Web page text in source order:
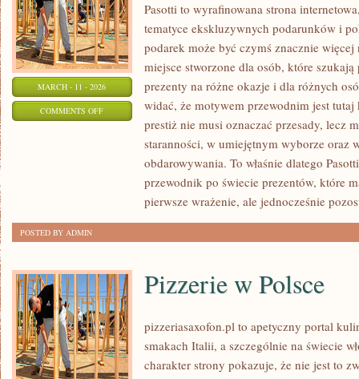
MARCH - 11 - 2026
COMMENTS OFFON
KSIĄŻKOWE
Pasotti to wyrafinowana strona
tematyce ekskluzywnych podarunków i
podarek może być czymś znacznie
miejsce stworzone dla osób, które
prezenty na różne okazje i dla różnych
widać, że motywem przewodnim jest tutaj
prestiż nie musi oznaczać przesady, lecz
staranności, w umiejętnym wyborze oraz
obdarowywania. To właśnie dlatego
przewodnik po świecie prezentów, które
pierwsze wrażenie, ale jednocześnie
POSTED BY ADMIN
Pizzerie w Polsce
pizzeriasaxofon.pl to apetyczny portal
smakach Italii, a szczególnie na świecie
charakter strony pokazuje, że nie jest to